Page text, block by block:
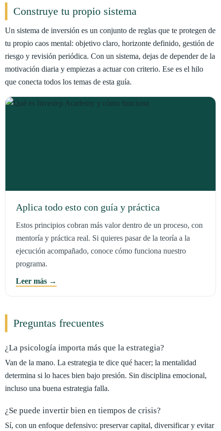
Construye tu propio sistema
Un sistema de inversión es un conjunto de reglas que te protegen de
tu propio caos mental: objetivo claro, horizonte definido, gestión de
riesgo y revisión periódica. Con un sistema, dejas de depender de la
motivación diaria y empiezas a actuar con criterio. Ese es el hilo
que conecta todos los temas de esta guía.
Aplica todo esto con guía y práctica
Estos principios cobran más valor dentro de un proceso, con
mentoría y práctica real. Si quieres pasar de la teoría a la
ejecución acompañado, conoce cómo funciona nuestro
programa.
Leer más →
Preguntas frecuentes
¿La psicología importa más que la estrategia?
Van de la mano. La estrategia te dice qué hacer; la mentalidad
determina si lo haces bien bajo presión. Sin disciplina emocional,
incluso una buena estrategia falla.
¿Se puede invertir bien en tiempos de crisis?
Sí, con un enfoque defensivo: preservar capital, diversificar y evitar